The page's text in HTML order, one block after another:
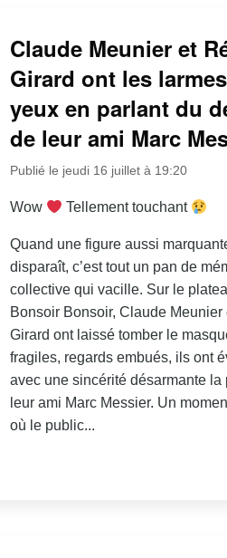
Claude Meunier et
Girard ont les
yeux en parlant du
de leur ami Marc
Publié le jeudi 16 juillet à 19:20
Wow Tellement touchant
Quand une figure aussi
disparaît, c’est tout un pan de
collective qui vacille. Sur le
Bonsoir Bonsoir, Claude Meunier
Girard ont laissé tomber le
fragiles, regards embués, ils ont
avec une sincérité désarmante la
leur ami Marc Messier. Un
où le public...